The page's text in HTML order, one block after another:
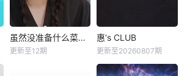
虽然没准备什么菜第四季
更新至12期
惠‘s CLUB
更新至20260807期